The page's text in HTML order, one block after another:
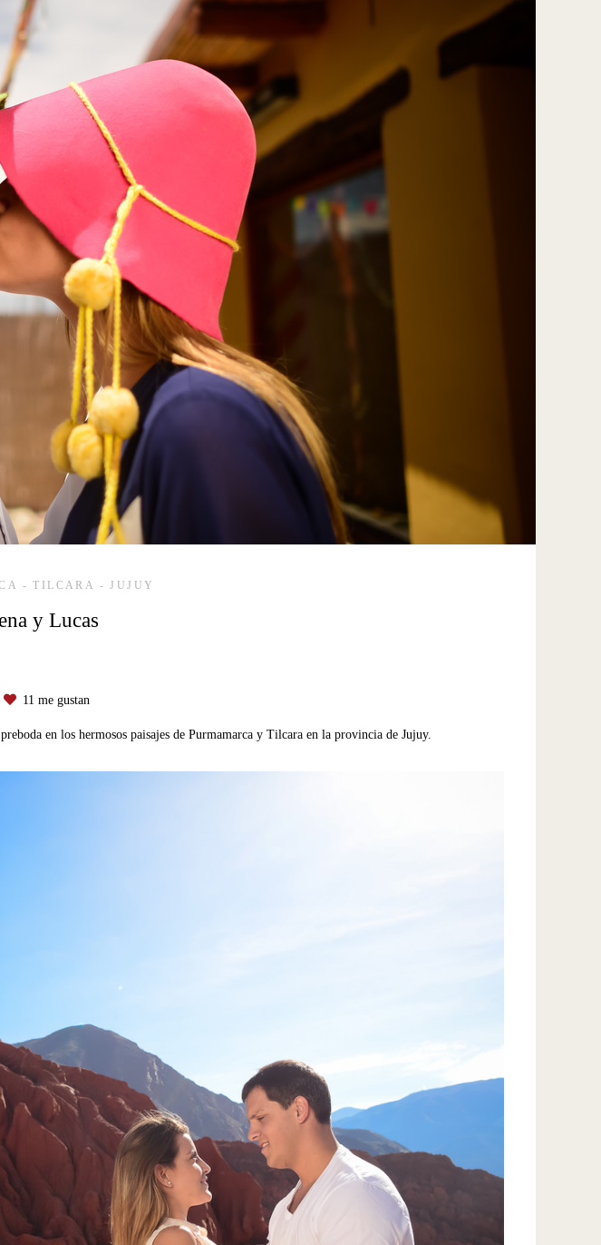
- TILCARA - JUJUY
y Lucas
11 me gustan
en los hermosos paisajes de Purmamarca y Tilcara en la provincia de Jujuy.